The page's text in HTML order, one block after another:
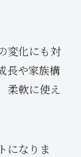
変化にも対
長や家族構
柔軟に使え
になりま